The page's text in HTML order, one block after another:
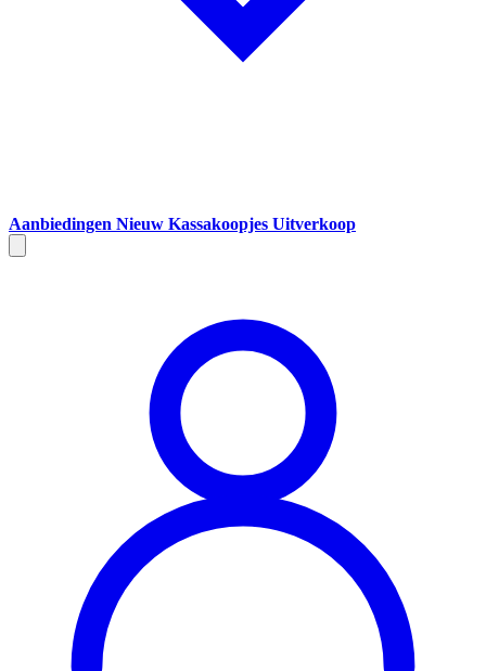
Aanbiedingen Nieuw Kassakoopjes Uitverkoop